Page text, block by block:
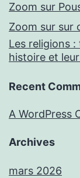
Zoom sur
Zoom sur sur
Les religions :
histoire et
Recent
A WordPress
Archives
mars 2026